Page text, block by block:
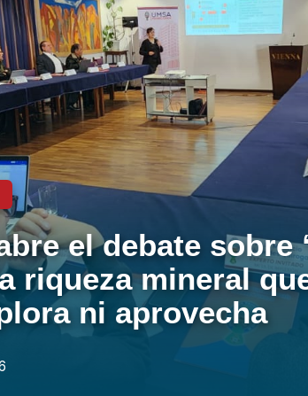
el debate sobre
riqueza mineral
ni aprovecha